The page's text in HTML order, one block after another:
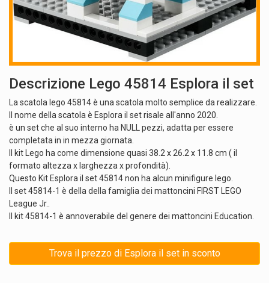
Descrizione Lego 45814 Esplora il set
La scatola lego 45814 è una scatola molto semplice da realizzare.
Il nome della scatola è Esplora il set risale all'anno 2020.
è un set che al suo interno ha NULL pezzi, adatta per essere
completata in in mezza giornata.
Il kit Lego ha come dimensione quasi 38.2 x 26.2 x 11.8 cm ( il
formato altezza x larghezza x profondità).
Questo Kit Esplora il set 45814 non ha alcun minifigure lego.
Il set 45814-1 è della della famiglia dei mattoncini FIRST LEGO
League Jr..
Il kit 45814-1 è annoverabile del genere dei mattoncini Education.
Trova il prezzo di Esplora il set in sconto